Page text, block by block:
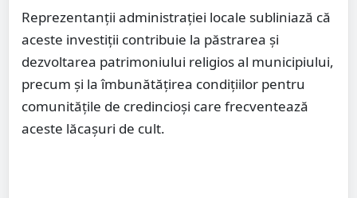
Reprezentanții administrației locale subliniază că
aceste investiții contribuie la păstrarea și
dezvoltarea patrimoniului religios al municipiului,
precum și la îmbunătățirea condițiilor pentru
comunitățile de credincioși care frecventează
aceste lăcașuri de cult.